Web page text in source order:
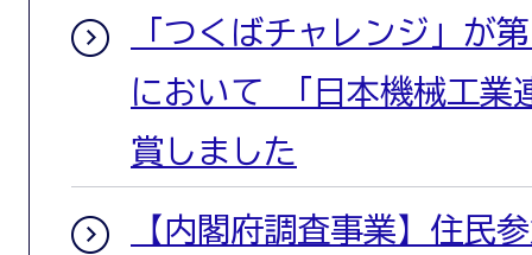
「つくばチャレンジ」が
において 「日本機械工業
賞しました
【内閣府調査事業】住民